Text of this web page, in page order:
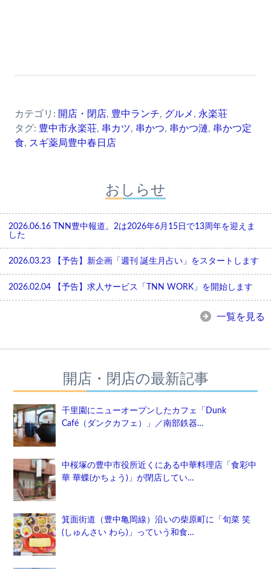
カテゴリ: 開店・閉店, 豊中ランチ, グルメ , 永楽荘
タグ: 豊中市永楽荘, 串カツ, 串かつ, 串かつ漣, 串かつ定
食, スギ薬局豊中春日店
おしらせ
2026.06.16
TNN豊中報道。2は2026年6月15日で13周年を迎えま
した
2026.03.23 【予告】新企画「週刊 誕生月占い」をスタートします
2026.02.04 【予告】求人サービス「TNN WORK」を開始します
一覧を見る
開店・閉店の最新記事
千里園にニューオープンしたカフェ「Dunk
Café（ダンクカフェ）」／南部鉄器…
中桜塚の豊中市役所近くにある中華料理店「食彩中
華 華蝶(かちょう)」が閉店してい…
箕面街道（豊中亀岡線）沿いの柴原町に「旬菜 笑
(しゅんさい わら)」っていう和食…